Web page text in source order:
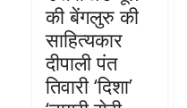
की बेंगलुरु की
साहित्यकार
दीपाली पंत
तिवारी ‘दिशा’